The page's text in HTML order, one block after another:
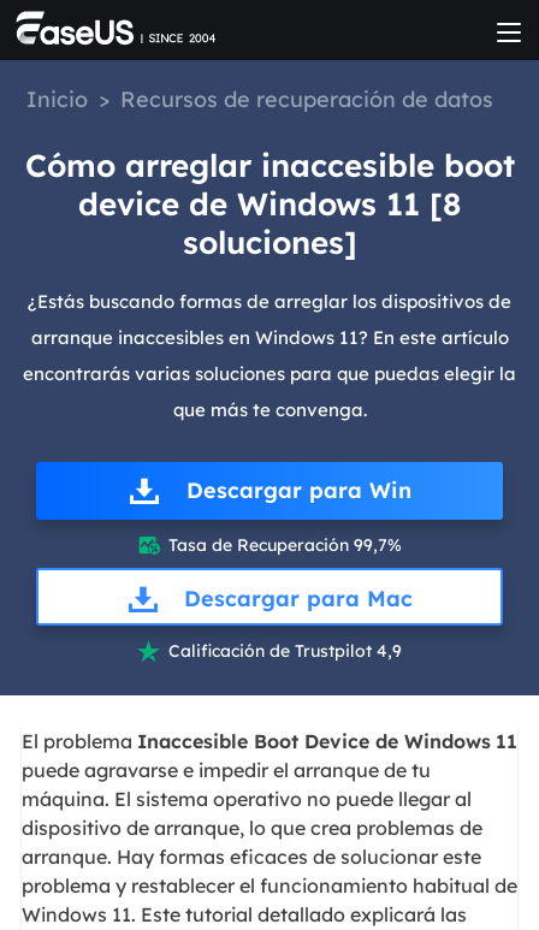
Inicio > Recursos de recuperación de datos
Cómo arreglar inaccesible boot
device de Windows 11 [8
soluciones]
¿Estás buscando formas de arreglar los dispositivos de
arranque inaccesibles en Windows 11? En este artículo
encontrarás varias soluciones para que puedas elegir la
que más te convenga.
Descargar para Win
 Tasa de Recuperación 99,7%
Descargar para Mac
 Calificación de Trustpilot 4,9
El problema Inaccesible Boot Devicede Windows 11
puede agravarse e impedir el arranque de tu
máquina. El sistema operativo no puede llegar al
dispositivo de arranque, lo que crea problemas de
arranque. Hay formas eficaces de solucionar este
problema y restablecer el funcionamiento habitual de
Windows 11. Este tutorial detallado explicará las